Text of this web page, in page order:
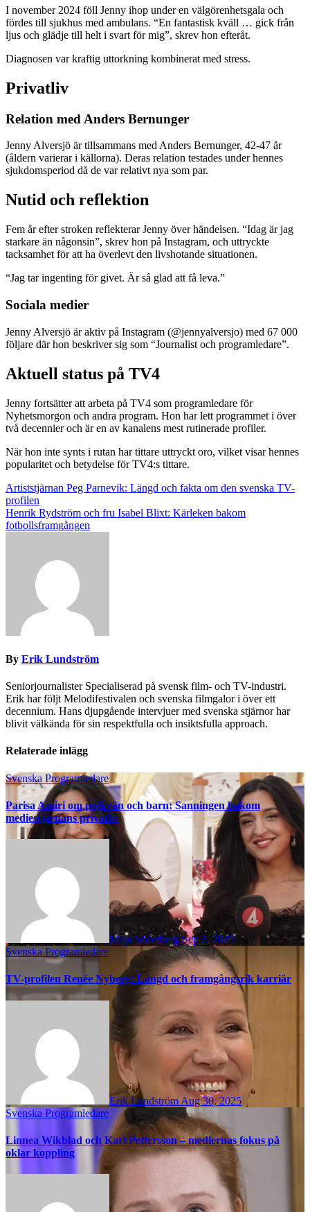
I november 2024 föll Jenny ihop under en välgörenhetsgala och
fördes till sjukhus med ambulans. “En fantastisk kväll … gick från
ljus och glädje till helt i svart för mig”, skrev hon efteråt.
Diagnosen var kraftig uttorkning kombinerat med stress.
Privatliv
Relation med Anders Bernunger
Jenny Alversjö är tillsammans med Anders Bernunger, 42-47 år
(åldern varierar i källorna). Deras relation testades under hennes
sjukdomsperiod då de var relativt nya som par.
Nutid och reflektion
Fem år efter stroken reflekterar Jenny över händelsen. “Idag är jag
starkare än någonsin”, skrev hon på Instagram, och uttryckte
tacksamhet för att ha överlevt den livshotande situationen.
“Jag tar ingenting för givet. Är så glad att få leva.”
Sociala medier
Jenny Alversjö är aktiv på Instagram (@jennyalversjo) med 67 000
följare där hon beskriver sig som “Journalist och programledare”.
Aktuell status på TV4
Jenny fortsätter att arbeta på TV4 som programledare för
Nyhetsmorgon och andra program. Hon har lett programmet i över
två decennier och är en av kanalens mest rutinerade profiler.
När hon inte synts i rutan har tittare uttryckt oro, vilket visar hennes
popularitet och betydelse för TV4:s tittare.
Post
navigation
Artiststjärnan Peg Parnevik: Längd och fakta om den svenska TV-
profilen
Henrik Rydström och fru Isabel Blixt: Kärleken bakom
fotbollsframgången
By Erik Lundström
Seniorjournalister Specialiserad på svensk film- och TV-industri.
Erik har följt Melodifestivalen och svenska filmgalor i över ett
decennium. Hans djupgående intervjuer med svenska stjärnor har
blivit välkända för sin respektfulla och insiktsfulla approach.
Relaterade inlägg
Svenska Programledare
Parisa Amiri om pojkvän och barn: Sanningen bakom
mediestjärnans privatliv
Maja SöderbergSep 2, 2025
Svenska Programledare
TV-profilen Renée Nyberg: Längd och framgångsrik karriär
Erik Lundström Aug 30, 2025
Svenska Programledare
Linnea Wikblad och Karl Pettersson – mediernas fokus på
oklar koppling